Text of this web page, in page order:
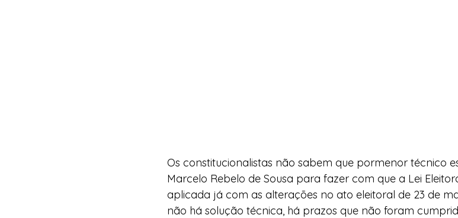
Os constitucionalistas não sabem que pormenor técnico
Marcelo Rebelo de Sousa para fazer com que a Lei
aplicada já com as alterações no ato eleitoral de 23 de
não há solução técnica, há prazos que não foram